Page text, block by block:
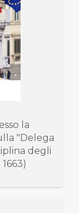
la
"Delega
degli